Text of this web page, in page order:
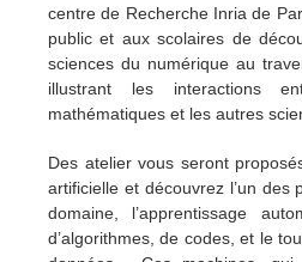
centre de Recherche Inria de
public et aux scolaires de
sciences du numérique au
illustrant les interactions
mathématiques et les autres
Des atelier vous seront
artificielle et découvrez l’un des
domaine, l’apprentissage
d’algorithmes, de codes, et le